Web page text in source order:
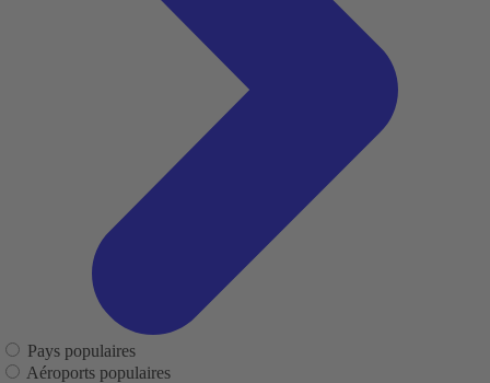
Pays populaires
Aéroports populaires